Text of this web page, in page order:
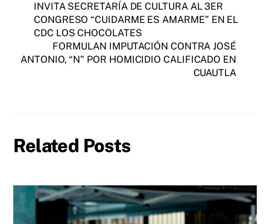
INVITA SECRETARÍA DE CULTURA AL 3ER
CONGRESO “CUIDARME ES AMARME” EN EL
CDC LOS CHOCOLATES
FORMULAN IMPUTACIÓN CONTRA JOSÉ
ANTONIO, “N” POR HOMICIDIO CALIFICADO EN
CUAUTLA
Related Posts